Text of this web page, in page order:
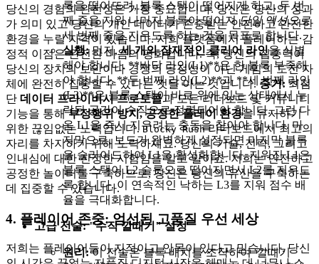
록을 떨어뜨려, 블록 스택이 떨어지게 하고, 두 번
째 줄을 지워 나머지 블록이 떨어져단일 액션으로
세 번째 줄을 지우도록 하는 것을 목표로 합니다.
실행:먼저,세 개의 잠재적인 클리어 라인을 식별
해야 합니다. **바닥 라인(L1)**은 한 블록 부족해
야 합니다. **두 번째 라인(L2)**과 **세 번째 라인
(L3)**은 블록 스택이 바로 위에 있는 상태에서 누
락된 공간이 수직으로 정렬되어야 합니다. 그런 다
음 L1을 즉시 지우려는 충동을 참아야 합니다. 마
지막으로, 보드가 완벽하게 설정되면 마지막 블록
을 슬라이드하여 L1을 활성화합니다. 지워진 L1은
블록 스택이 L2 슬롯으로 떨어지면서 L2를 지우도
록 합니다. 이 연속적인 낙하는 L3를 지워 점수 배
율을 극대화합니다.
고급 전술: "수직 깔때기" 설정
원리:이 전술은 블록 배치를 조작하여 '깔때기
당신의 경험의 완전성은 가장 중요합니다. 당신은 당신의 성과
가 의미 있고 당신의 개인 데이터가 존중받는 안전하고 안전한
환경을 누릴 자격이 있습니다. 저희 플랫폼에서 플레이하는 감
정적 이점은 완전한 마음의 평화입니다. 즉, 당신의 집중력이
당신의 장치의 보안이나 경쟁의 공정성이 아닌 게임의 도전 자
체에 완전히 집중할 수 있다는 것을 아는 것입니다.증거: 최첨
단 데이터 프라이버시 프로토콜과 모든 리더보드 및 커뮤니티
기능을 통해부정행위 방지, 공정한 플레이 환경을 유지하기
위한 끊임없는 노력입니다.Blocky Rush리더보드에서 최고의
자리를 차지하기 위해 노력하세요. 당신의 기술, 전략, 그리고
인내심에 대한 진정한 시험임을 알고 말이죠. 저희는 안전하고
공정한 놀이터를 구축하므로, 당신은 당신의 유산을 구축하는
데 집중할 수 있습니다.
4. 플레이어 존중: 엄선된 고품질 우선 세상
저희는 플레이어들이 지적이고 안목이 있다고 믿습니다. 당신